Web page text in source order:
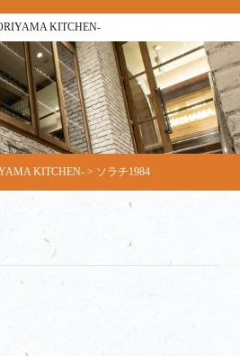
KITCHEN-
KITCHEN- > ソラチ1984